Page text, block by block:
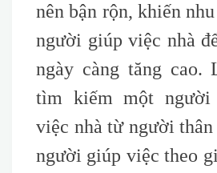
nên bận rộn, khiến
người giúp việc nhà
ngày càng tăng cao.
tìm kiếm một
việc nhà từ người
người giúp việc theo